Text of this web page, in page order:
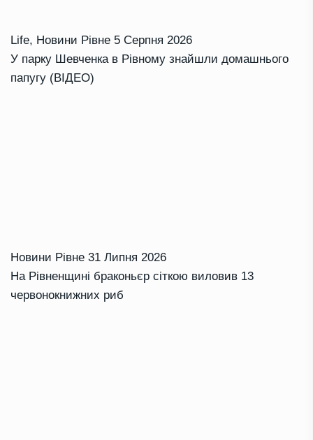
Life, Новини Рівне 5 Серпня 2026
У парку Шевченка в Рівному знайшли домашнього
папугу (ВІДЕО)
Новини Рівне 31 Липня 2026
На Рівненщині браконьєр сіткою виловив 13
червонокнижних риб